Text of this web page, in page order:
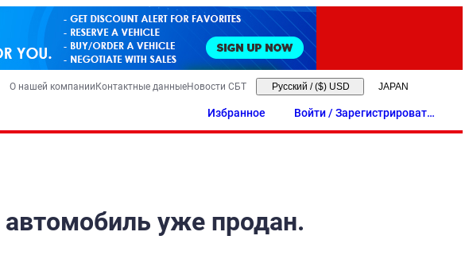
О нашей компанииКонтактные данныеНовости СБТ Русский / ($) USD
Избранное
Войти / Зарегистрировать
ся
уже продан.